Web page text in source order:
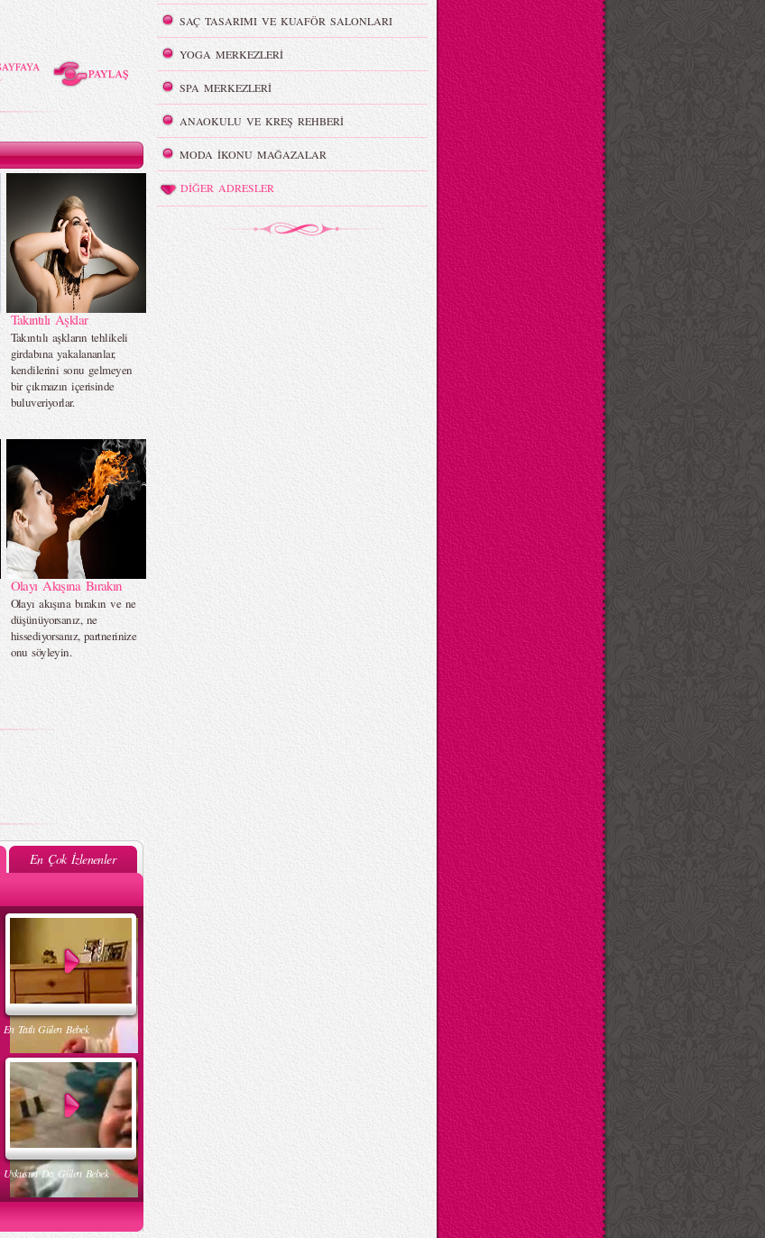
Takıntılı Aşklar
Takıntılı aşkların tehlikeli
girdabına yakalananlar,
kendilerini sonu gelmeyen
bir çıkmazın içerisinde
buluveriyorlar.
Olayı Akışına Bırakın
Olayı akışına bırakın ve ne
düşünüyorsanız, ne
hissediyorsanız, partnerinize
onu söyleyin.
En Çok İzlenenler
En Tatlı Gülen Bebek
Uykusun Da Gülen Bebek
SAÇ TASARIMI VE KUAFÖR SALONLARI
YOGA MERKEZLERİ
SPA MERKEZLERİ
ANAOKULU VE KREŞ REHBERİ
MODA İKONU MAĞAZALAR
DİĞER ADRESLER